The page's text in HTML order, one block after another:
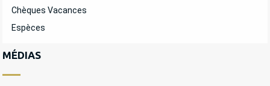
Chèques Vacances
Espèces
MÉDIAS